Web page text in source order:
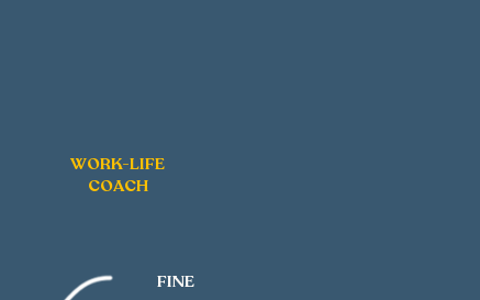
WORK-LIFE
COACH
FINE